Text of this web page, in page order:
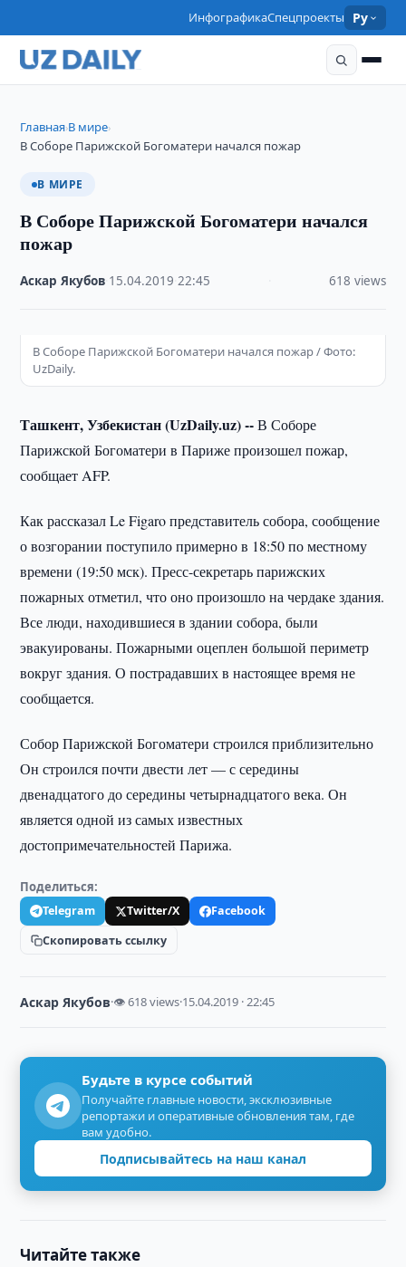
ИнфографикаСпецпроекты Ру
Главная›В мире›
В Соборе Парижской Богоматери начался пожар
В МИРЕ
В Соборе Парижской Богоматери начался
пожар
Аскар Якубов 15.04.2019 ·22:45 618 views
В Соборе Парижской Богоматери начался пожар / Фото:
UzDaily.
Ташкент, Узбекистан (UzDaily.uz) --В Соборе
Парижской Богоматери в Париже произошел пожар,
сообщает AFP.
Как рассказал Le Figaro представитель собора, сообщение
о возгорании поступило примерно в 18:50 по местному
времени (19:50 мск). Пресс-секретарь парижских
пожарных отметил, что оно произошло на чердаке здания.
Все люди, находившиеся в здании собора, были
эвакуированы. Пожарными оцеплен большой периметр
вокруг здания. О пострадавших в настоящее время не
сообщается.
Собор Парижской Богоматери строился приблизительно
Он строился почти двести лет — с середины
двенадцатого до середины четырнадцатого века. Он
является одной из самых известных
достопримечательностей Парижа.
Поделиться:
Telegram Twitter/X
Facebook
Скопировать ссылку
Аскар Якубов·👁 618 views·15.04.2019 · 22:45
Будьте в курсе событий
Получайте главные новости, эксклюзивные
репортажи и оперативные обновления там, где
вам удобно.
Подписывайтесь на наш канал
Читайте также